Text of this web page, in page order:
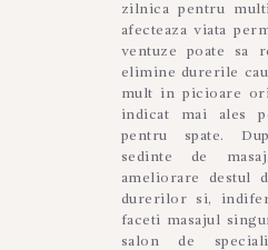
zilnica pentru
afecteaza viata
ventuze poate sa
elimine durerile
mult in picioare
indicat mai ales
pentru spate.
sedinte de
ameliorare destul
durerilor si,
faceti masajul
salon de